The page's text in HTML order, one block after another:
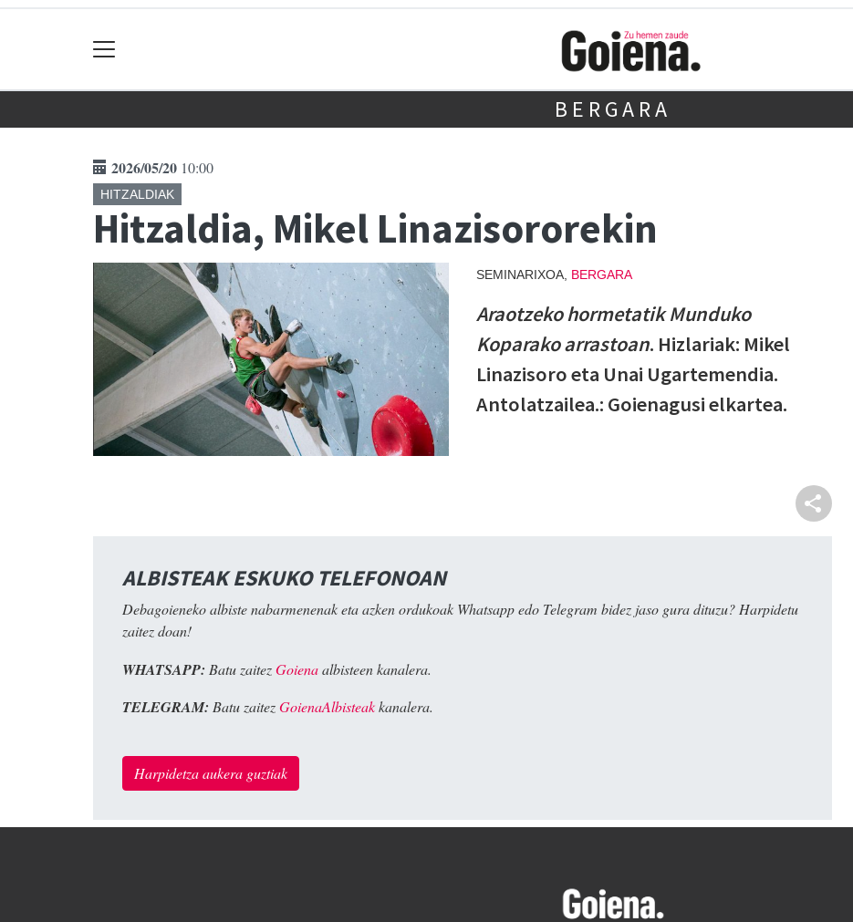
BERGARA
2026/05/20 10:00
HITZALDIAK
Hitzaldia, Mikel Linazisororekin
SEMINARIXOA, BERGARA
Araotzeko hormetatik Munduko
Koparakoarrastoan. Hizlariak: Mikel
Linazisoro eta Unai Ugartemendia.
Antolatzailea.: Goienagusi elkartea.
ALBISTEAK ESKUKO TELEFONOAN
Debagoieneko albiste nabarmenenak eta azken ordukoak Whatsapp edo Telegram bidez jaso gura dituzu? Harpidetu
zaitez doan!
WHATSAPP: Batu zaitezGoienaalbisteen kanalera.
TELEGRAM: Batu zaitezGoienaAlbisteakkanalera.
Harpidetza aukera guztiak